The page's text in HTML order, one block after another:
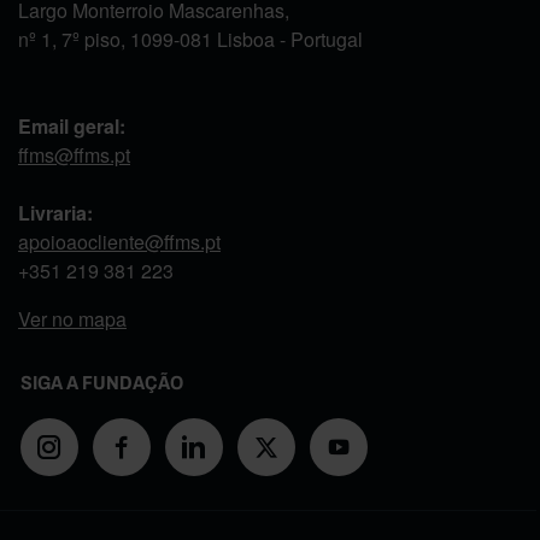
Largo Monterroio Mascarenhas,
nº 1, 7º piso, 1099-081 Lisboa - Portugal
Email geral:
ffms@ffms.pt
Livraria:
apoioaocliente@ffms.pt
+351 219 381 223
Ver no mapa
SIGA A FUNDAÇÃO